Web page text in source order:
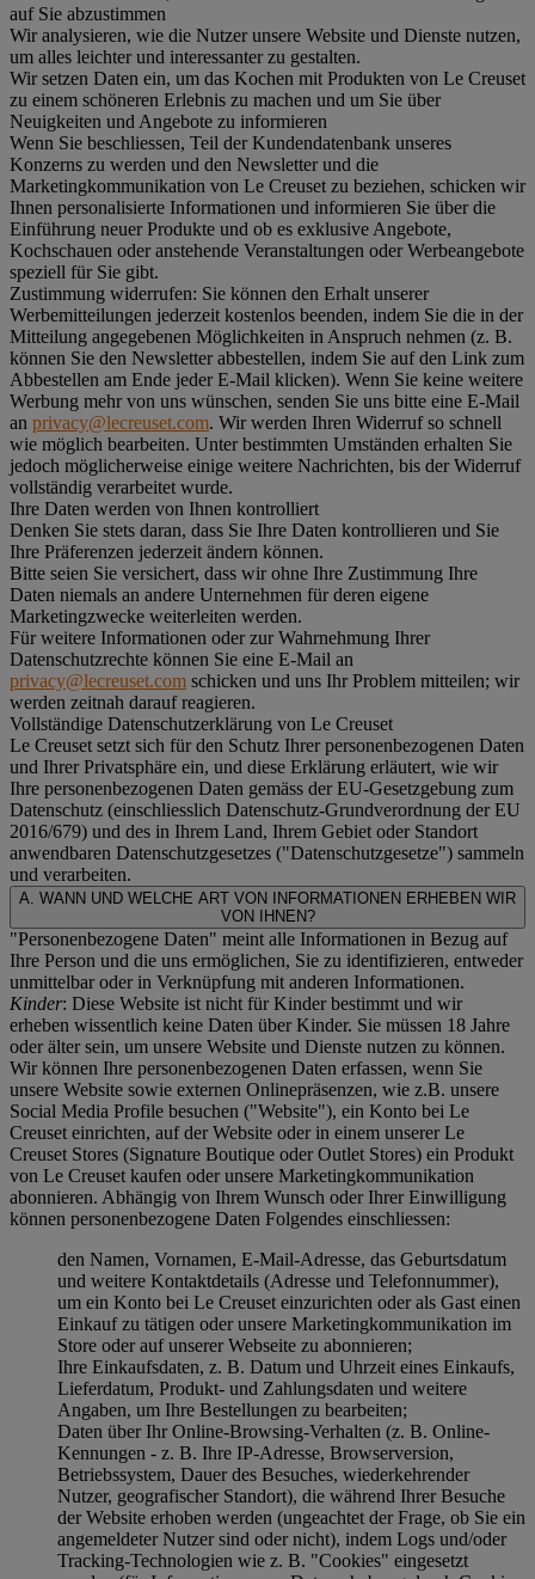
auf Sie abzustimmen
Wir analysieren, wie die Nutzer unsere Website und Dienste nutzen,
um alles leichter und interessanter zu gestalten.
Wir setzen Daten ein, um das Kochen mit Produkten von Le Creuset
zu einem schöneren Erlebnis zu machen und um Sie über
Neuigkeiten und Angebote zu informieren
Wenn Sie beschliessen, Teil der Kundendatenbank unseres
Konzerns zu werden und den Newsletter und die
Marketingkommunikation von Le Creuset zu beziehen, schicken wir
Ihnen personalisierte Informationen und informieren Sie über die
Einführung neuer Produkte und ob es exklusive Angebote,
Kochschauen oder anstehende Veranstaltungen oder Werbeangebote
speziell für Sie gibt.
Zustimmung widerrufen: Sie können den Erhalt unserer
Werbemitteilungen jederzeit kostenlos beenden, indem Sie die in der
Mitteilung angegebenen Möglichkeiten in Anspruch nehmen (z. B.
können Sie den Newsletter abbestellen, indem Sie auf den Link zum
Abbestellen am Ende jeder E-Mail klicken). Wenn Sie keine weitere
Werbung mehr von uns wünschen, senden Sie uns bitte eine E-Mail
an privacy@lecreuset.com. Wir werden Ihren Widerruf so schnell
wie möglich bearbeiten. Unter bestimmten Umständen erhalten Sie
jedoch möglicherweise einige weitere Nachrichten, bis der Widerruf
vollständig verarbeitet wurde.
Ihre Daten werden von Ihnen kontrolliert
Denken Sie stets daran, dass Sie Ihre Daten kontrollieren und Sie
Ihre Präferenzen jederzeit ändern können.
Bitte seien Sie versichert, dass wir ohne Ihre Zustimmung Ihre
Daten niemals an andere Unternehmen für deren eigene
Marketingzwecke weiterleiten werden.
Für weitere Informationen oder zur Wahrnehmung Ihrer
Datenschutzrechte können Sie eine E-Mail an
privacy@lecreuset.com schicken und uns Ihr Problem mitteilen; wir
werden zeitnah darauf reagieren.
Vollständige Datenschutzerklärung von Le Creuset
Le Creuset setzt sich für den Schutz Ihrer personenbezogenen Daten
und Ihrer Privatsphäre ein, und diese Erklärung erläutert, wie wir
Ihre personenbezogenen Daten gemäss der EU-Gesetzgebung zum
Datenschutz (einschliesslich Datenschutz-Grundverordnung der EU
2016/679) und des in Ihrem Land, Ihrem Gebiet oder Standort
anwendbaren Datenschutzgesetzes ("Datenschutzgesetze") sammeln
und verarbeiten.
A. WANN UND WELCHE ART VON INFORMATIONEN ERHEBEN WIR
VON IHNEN?
"Personenbezogene Daten" meint alle Informationen in Bezug auf
Ihre Person und die uns ermöglichen, Sie zu identifizieren, entweder
unmittelbar oder in Verknüpfung mit anderen Informationen.
Kinder: Diese Website ist nicht für Kinder bestimmt und wir
erheben wissentlich keine Daten über Kinder. Sie müssen 18 Jahre
oder älter sein, um unsere Website und Dienste nutzen zu können.
Wir können Ihre personenbezogenen Daten erfassen, wenn Sie
unsere Website sowie externen Onlinepräsenzen, wie z.B. unsere
Social Media Profile besuchen ("Website"), ein Konto bei Le
Creuset einrichten, auf der Website oder in einem unserer Le
Creuset Stores (Signature Boutique oder Outlet Stores) ein Produkt
von Le Creuset kaufen oder unsere Marketingkommunikation
abonnieren. Abhängig von Ihrem Wunsch oder Ihrer Einwilligung
können personenbezogene Daten Folgendes einschliessen:
den Namen, Vornamen, E-Mail-Adresse, das Geburtsdatum
und weitere Kontaktdetails (Adresse und Telefonnummer),
um ein Konto bei Le Creuset einzurichten oder als Gast einen
Einkauf zu tätigen oder unsere Marketingkommunikation im
Store oder auf unserer Webseite zu abonnieren;
Ihre Einkaufsdaten, z. B. Datum und Uhrzeit eines Einkaufs,
Lieferdatum, Produkt- und Zahlungsdaten und weitere
Angaben, um Ihre Bestellungen zu bearbeiten;
Daten über Ihr Online-Browsing-Verhalten (z. B. Online-
Kennungen - z. B. Ihre IP-Adresse, Browserversion,
Betriebssystem, Dauer des Besuches, wiederkehrender
Nutzer, geografischer Standort), die während Ihrer Besuche
der Website erhoben werden (ungeachtet der Frage, ob Sie ein
angemeldeter Nutzer sind oder nicht), indem Logs und/oder
Tracking-Technologien wie z. B. "Cookies" eingesetzt